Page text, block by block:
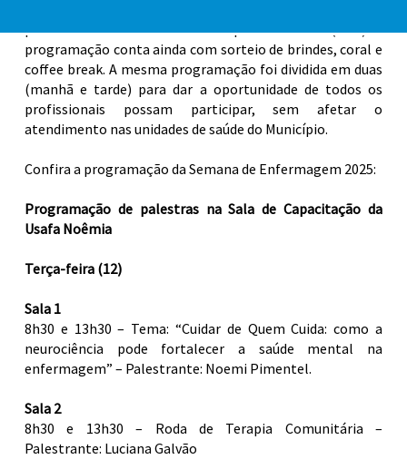
pacientes com transtorno do espectro autista (TEA). A
programação conta ainda com sorteio de brindes, coral e
coffee break. A mesma programação foi dividida em duas
(manhã e tarde) para dar a oportunidade de todos os
profissionais possam participar, sem afetar o
atendimento nas unidades de saúde do Município.
Confira a programação da Semana de Enfermagem 2025:
Programação de palestras na Sala de Capacitação da
Usafa Noêmia
Terça-feira (12)
Sala 1
8h30 e 13h30 – Tema: “Cuidar de Quem Cuida: como a
neurociência pode fortalecer a saúde mental na
enfermagem” – Palestrante: Noemi Pimentel.
Sala 2
8h30 e 13h30 – Roda de Terapia Comunitária –
Palestrante: Luciana Galvão